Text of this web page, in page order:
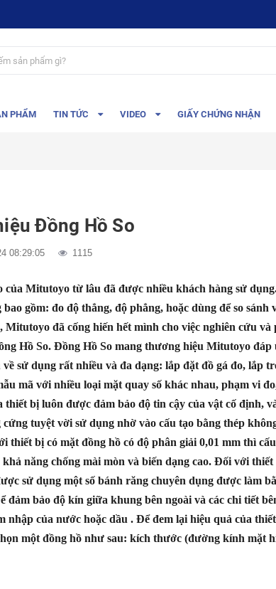
PHẨM TIN TỨC VIDEO GIẤY CHỨNG NHẬN
Đồng Hồ So
08:29:05 1115
của Mitutoyo từ lâu đã được nhiều khách hàng sử
gồm: đo độ thẳng, độ phẳng, hoặc dùng để so sánh
Mitutoyo đã cống hiến hết mình cho việc nghiên cứu
Hồ So. Đồng Hồ Somang thương hiệu Mitutoyo đáp
sử dụng rất nhiều và đa dạng: lắp đặt đồ gá đo, lắp
mã với nhiều loại mặt quay số khác nhau, phạm vi
thiết bị luôn được đảm bảo độ tin cậy của vật cố định,
cứng tuyệt vời sử dụng nhờ vào cấu tạo bằng thép
thiết bị có mặt đồng hồ có độ phân giải 0,01 mm thì
năng chống mài mòn và biến dạng cao. Đối với
sử dụng một số bánh răng chuyên dụng được làm
đảm bảo độ kín giữa khung bên ngoài và các chi tiết
nhập của nước hoặc dầu . Để đem lại hiệu quả của
một đồng hồ như sau: kích thước (đường kính mặt